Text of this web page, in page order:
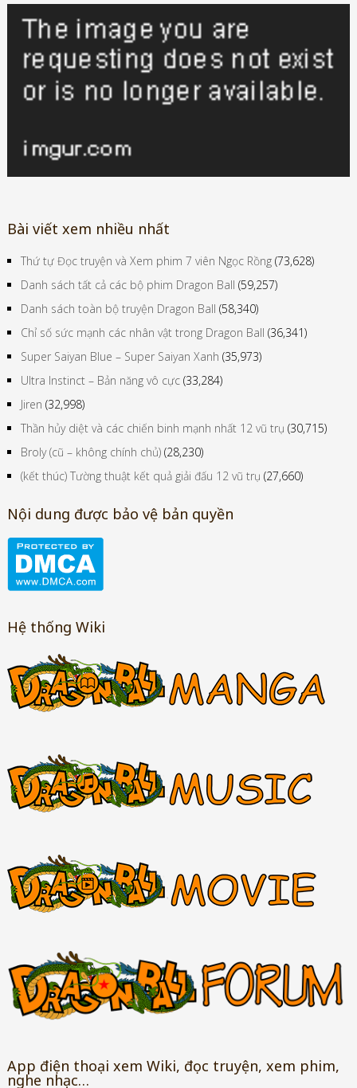
Bài viết xem nhiều nhất
Thứ tự Đọc truyện và Xem phim 7 viên Ngọc Rồng (73,628)
Danh sách tất cả các bộ phim Dragon Ball (59,257)
Danh sách toàn bộ truyện Dragon Ball (58,340)
Chỉ số sức mạnh các nhân vật trong Dragon Ball (36,341)
Super Saiyan Blue – Super Saiyan Xanh (35,973)
Ultra Instinct – Bản năng vô cực (33,284)
Jiren (32,998)
Thần hủy diệt và các chiến binh mạnh nhất 12 vũ trụ (30,715)
Broly (cũ – không chính chủ) (28,230)
(kết thúc) Tường thuật kết quả giải đấu 12 vũ trụ (27,660)
Nội dung được bảo vệ bản quyền
Hệ thống Wiki
App điện thoại xem Wiki, đọc truyện, xem phim,
nghe nhạc…